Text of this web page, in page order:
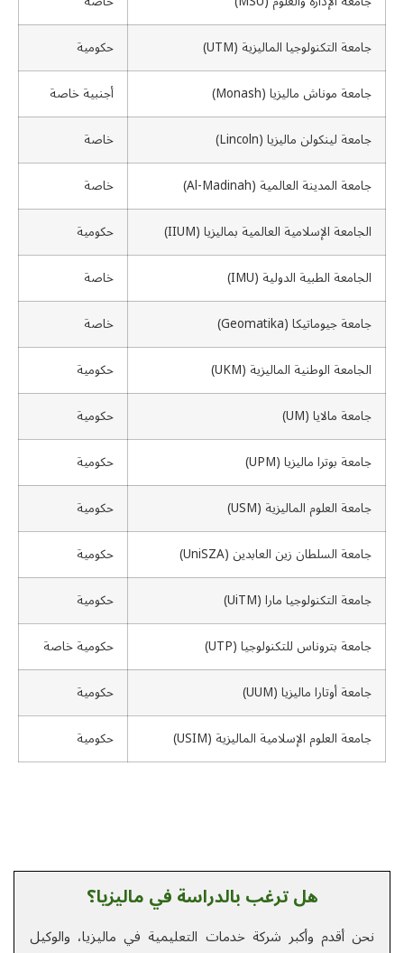
جامعة التكنولوجيا الماليزية (UTM)
حكومية
جامعة موناش ماليزيا (Monash)
أجنبية خاصة
جامعة لينكولن ماليزيا (Lincoln)
خاصة
جامعة المدينة العالمية (Al-Madinah)
خاصة
الجامعة الإسلامية العالمية بماليزيا (IIUM)
حكومية
الجامعة الطبية الدولية (IMU)
خاصة
جامعة جيوماتيكا (Geomatika)
خاصة
الجامعة الوطنية الماليزية (UKM)
حكومية
جامعة مالايا (UM)
حكومية
جامعة بوترا ماليزيا (UPM)
حكومية
جامعة العلوم الماليزية (USM)
حكومية
جامعة السلطان زين العابدين (UniSZA)
حكومية
جامعة التكنولوجيا مارا (UiTM)
حكومية
جامعة بتروناس للتكنولوجيا (UTP)
حكومية خاصة
جامعة أوتارا ماليزيا (UUM)
حكومية
جامعة العلوم الإسلامية الماليزية (USIM)
حكومية
هل ترغب بالدراسة في ماليزيا؟
نحن أقدم وأكبر شركة خدمات التعلیمیة في ماليزيا، والوكيل